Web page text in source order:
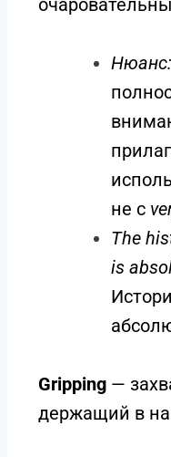
Нюанс:
не с
The
is
Gripping —
держащий в